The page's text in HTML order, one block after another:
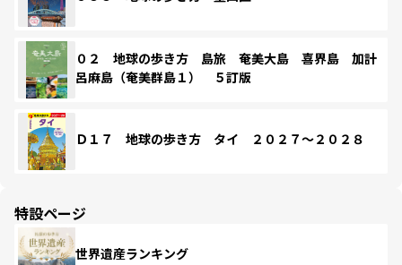
０２ 地球の歩き方 島旅 奄美大島 喜界島 加計
呂麻島（奄美群島１） ５訂版
Ｄ１７ 地球の歩き方 タイ ２０２７～２０２８
特設ページ
世界遺産ランキング